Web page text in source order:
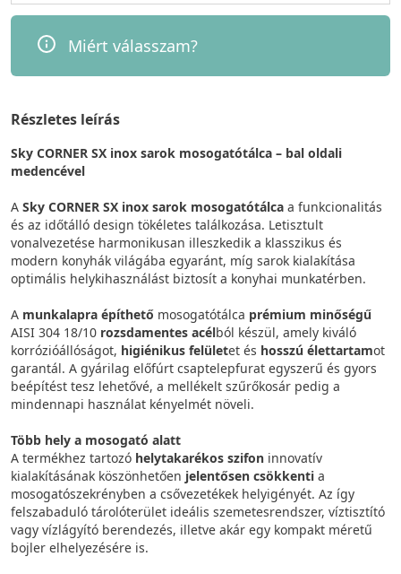
Miért válasszam?
Részletes leírás
Sky CORNER SX inox sarok mosogatótálca – bal oldali
medencével
A Sky CORNER SX inox sarok mosogatótálca a funkcionalitás
és az időtálló design tökéletes találkozása. Letisztult
vonalvezetése harmonikusan illeszkedik a klasszikus és
modern konyhák világába egyaránt, míg sarok kialakítása
optimális helykihasználást biztosít a konyhai munkatérben.
A munkalapra építhető mosogatótálca prémium minőségű
AISI 304 18/10 rozsdamentes acélból készül, amely kiváló
korrózióállóságot, higiénikus felületet és hosszú élettartamot
garantál. A gyárilag előfúrt csaptelepfurat egyszerű és gyors
beépítést tesz lehetővé, a mellékelt szűrőkosár pedig a
mindennapi használat kényelmét növeli.
Több hely a mosogató alatt
A termékhez tartozó helytakarékos szifon innovatív
kialakításának köszönhetően jelentősen csökkenti a
mosogatószekrényben a csővezetékek helyigényét. Az így
felszabaduló tárolóterület ideális szemetesrendszer, víztisztító
vagy vízlágyító berendezés, illetve akár egy kompakt méretű
bojler elhelyezésére is.